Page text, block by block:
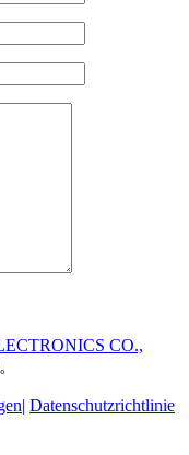
CO.,
| Datenschutzrichtlinie